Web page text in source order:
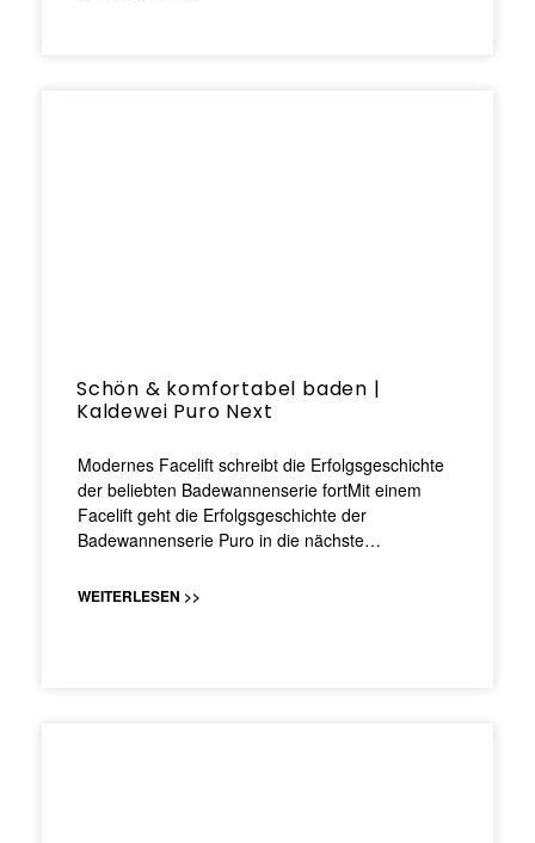
Schön & komfortabel baden |
Kaldewei Puro Next
Modernes Facelift schreibt die Erfolgsgeschichte
der beliebten Badewannenserie fortMit einem
Facelift geht die Erfolgsgeschichte der
Badewannenserie Puro in die nächste…
WEITERLESEN >>